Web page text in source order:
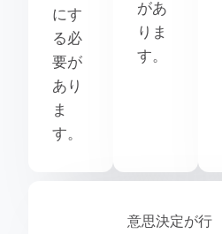
にす
る必
要が
あり
ま
す。
があ
りま
す。
意思決定が行